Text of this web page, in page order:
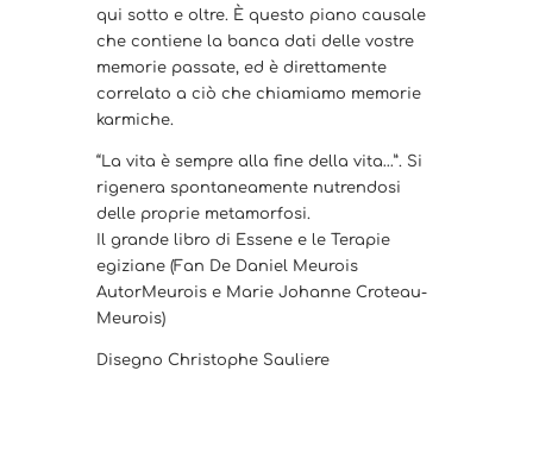
qui sotto e oltre. È questo piano causale
che contiene la banca dati delle vostre
memorie passate, ed è direttamente
correlato a ciò che chiamiamo memorie
karmiche.
“La vita è sempre alla fine della vita…”. Si
rigenera spontaneamente nutrendosi
delle proprie metamorfosi.
Il grande libro di Essene e le Terapie
egiziane (Fan De Daniel Meurois
AutorMeurois e Marie Johanne Croteau-
Meurois)
Disegno Christophe Sauliere